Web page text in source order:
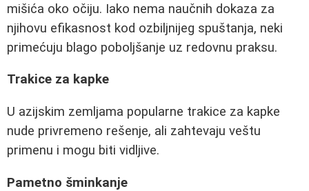
mišića oko očiju. Iako nema naučnih dokaza za
njihovu efikasnost kod ozbiljnijeg spuštanja, neki
primećuju blago poboljšanje uz redovnu praksu.
Trakice za kapke
U azijskim zemljama popularne trakice za kapke
nude privremeno rešenje, ali zahtevaju veštu
primenu i mogu biti vidljive.
Pametno šminkanje